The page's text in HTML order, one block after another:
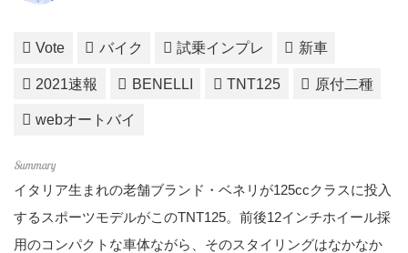
Vote バイク 試乗インプレ 新車
2021速報 BENELLI TNT125 原付二種
webオートバイ
イタリア生まれの老舗ブランド・ベネリが125ccクラスに投入
するスポーツモデルがこのTNT125。前後12インチホイール採
用のコンパクトな車体ながら、そのスタイリングはなかなか